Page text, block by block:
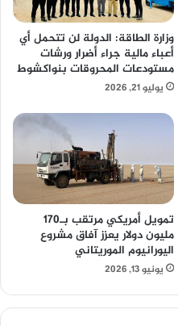
وزارة الطاقة: الدولة لن تتحمل أي
أعباء مالية جراء أضرار ورشات
مستودعات المحروقات بنواكشوط
يوليو 21, 2026
تمويل أمريكي مرتقب بـ170
مليون دولار يعزز آفاق مشروع
اليورانيوم الموريتاني
يونيو 13, 2026